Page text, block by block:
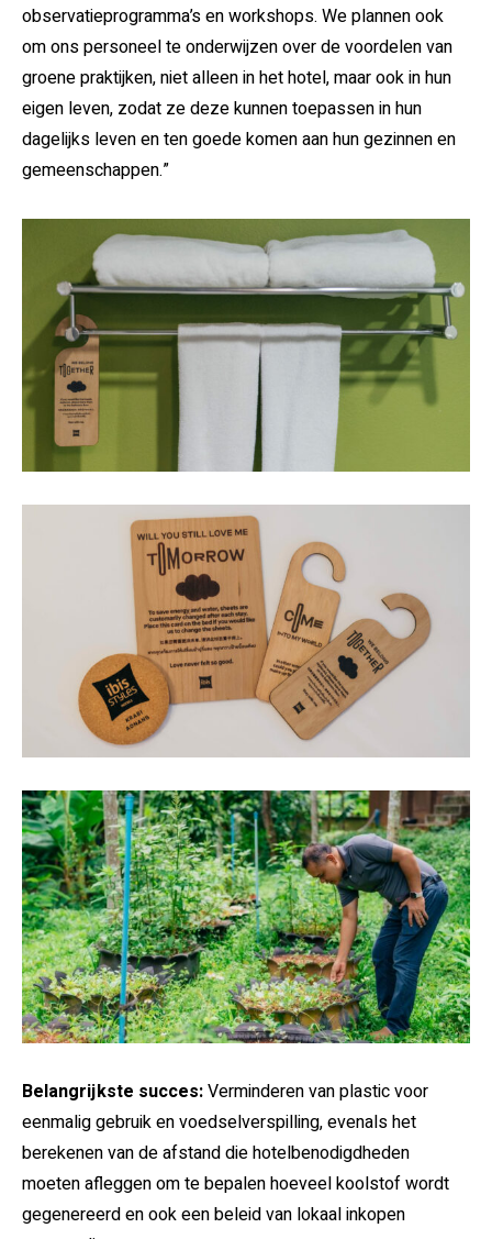
observatieprogramma’s en workshops. We plannen ook
om ons personeel te onderwijzen over de voordelen van
groene praktijken, niet alleen in het hotel, maar ook in hun
eigen leven, zodat ze deze kunnen toepassen in hun
dagelijks leven en ten goede komen aan hun gezinnen en
gemeenschappen.”
Belangrijkste succes:Verminderen van plastic voor
eenmalig gebruik en voedselverspilling, evenals het
berekenen van de afstand die hotelbenodigdheden
moeten afleggen om te bepalen hoeveel koolstof wordt
gegenereerd en ook een beleid van lokaal inkopen